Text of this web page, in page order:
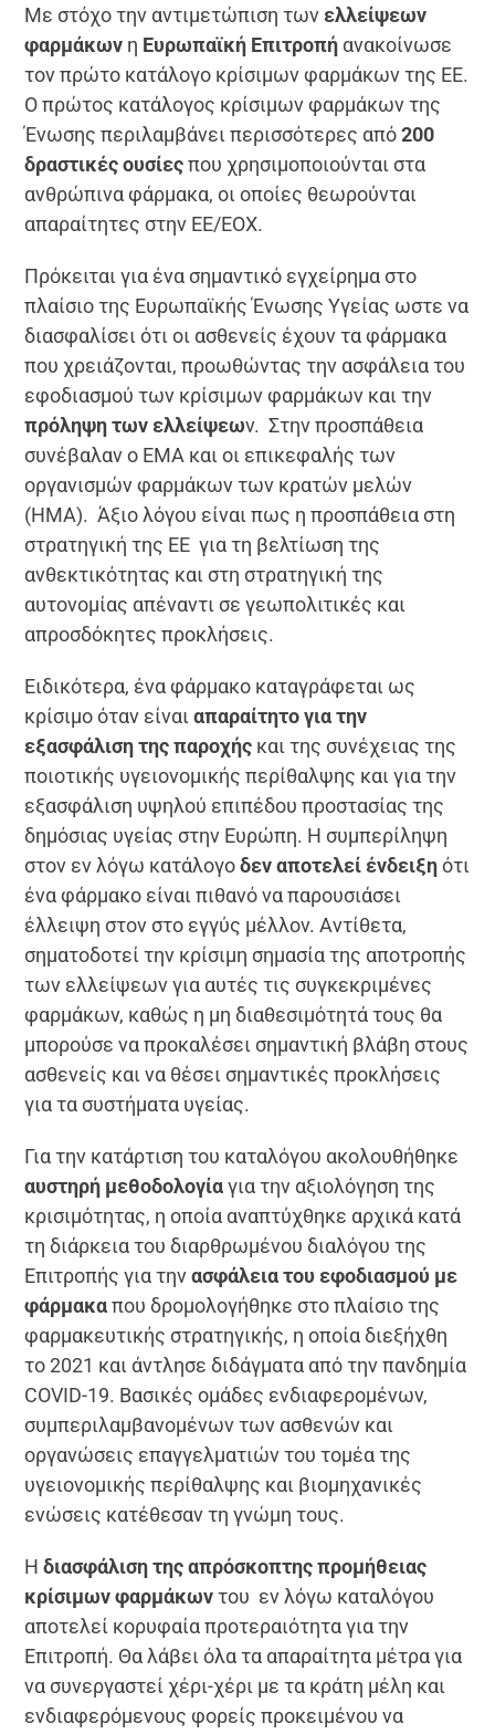
Με στόχο την αντιμετώπιση των ελλείψεων
φαρμάκων η Ευρωπαϊκή Επιτροπή ανακοίνωσε
τον πρώτο κατάλογο κρίσιμων φαρμάκων της ΕΕ.
O πρώτος κατάλογος κρίσιμων φαρμάκων της
Ένωσης περιλαμβάνει περισσότερες από200
δραστικές ουσίεςπου χρησιμοποιούνται στα
ανθρώπινα φάρμακα, οι οποίες θεωρούνται
απαραίτητες στην ΕΕ/ΕΟΧ.
Πρόκειται για ένα σημαντικό εγχείρημα στο
πλαίσιο της Ευρωπαϊκής Ένωσης Υγείας ωστε να
διασφαλίσει ότι οι ασθενείς έχουν τα φάρμακα
που χρειάζονται, προωθώντας την ασφάλεια του
εφοδιασμού των κρίσιμων φαρμάκων και την
πρόληψη των ελλείψεων. Στην προσπάθεια
συνέβαλαν ο ΕΜΑ και οι επικεφαλής των
οργανισμών φαρμάκων των κρατών μελών
(HMA). Άξιο λόγου είναι πως η προσπάθεια στη
στρατηγική της ΕΕ για τη βελτίωση της
ανθεκτικότητας και στη στρατηγική της
αυτονομίας απέναντι σε γεωπολιτικές και
απροσδόκητες προκλήσεις.
Ειδικότερα, ένα φάρμακο καταγράφεται ως
κρίσιμο όταν είναιαπαραίτητο για την
εξασφάλιση της παροχής και της συνέχειας της
ποιοτικής υγειονομικής περίθαλψης και για την
εξασφάλιση υψηλού επιπέδου προστασίας της
δημόσιας υγείας στην Ευρώπη. Η συμπερίληψη
στον εν λόγω κατάλογοδεν αποτελεί ένδειξηότι
ένα φάρμακο είναι πιθανό να παρουσιάσει
έλλειψη στον στο εγγύς μέλλον. Αντίθετα,
σηματοδοτεί την κρίσιμη σημασία της αποτροπής
των ελλείψεων για αυτές τις συγκεκριμένες
φαρμάκων, καθώς η μη διαθεσιμότητά τους θα
μπορούσε να προκαλέσει σημαντική βλάβη στους
ασθενείς και να θέσει σημαντικές προκλήσεις
για τα συστήματα υγείας.
Για την κατάρτιση του καταλόγου ακολουθήθηκε
αυστηρή μεθοδολογίαγια την αξιολόγηση της
κρισιμότητας, η οποία αναπτύχθηκε αρχικά κατά
τη διάρκεια του διαρθρωμένου διαλόγου της
Επιτροπής για τηνασφάλεια του εφοδιασμού με
φάρμακαπου δρομολογήθηκε στο πλαίσιο της
φαρμακευτικής στρατηγικής, η οποία διεξήχθη
το 2021 και άντλησε διδάγματα από την πανδημία
COVID-19. Βασικές ομάδες ενδιαφερομένων,
συμπεριλαμβανομένων των ασθενών και
οργανώσεις επαγγελματιών του τομέα της
υγειονομικής περίθαλψης και βιομηχανικές
ενώσεις κατέθεσαν τη γνώμη τους.
Ηδιασφάλιση της απρόσκοπτης προμήθειας
κρίσιμων φαρμάκωντου εν λόγω καταλόγου
αποτελεί κορυφαία προτεραιότητα για την
Επιτροπή. Θα λάβει όλα τα απαραίτητα μέτρα για
να συνεργαστεί χέρι-χέρι με τα κράτη μέλη και
ενδιαφερόμενους φορείς προκειμένου να